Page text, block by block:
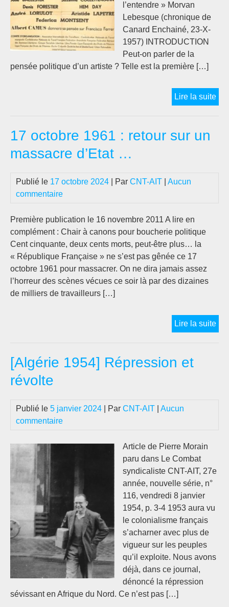
l’entendre » Morvan
Lebesque (chronique de
Canard Enchainé, 23-X-
1957) INTRODUCTION
Peut-on parler de la
pensée politique d’un artiste ? Telle est la première […]
Lire la suiteLa
17 octobre 1961 : retour sur un
massacre d’Etat …
Publié le 17 octobre 2024 | Par CNT-AIT
Aucun
commentaire
Première publication le 16 novembre 2011 A lire en
complément : Chair à canons pour boucherie politique
Cent cinquante, deux cents morts, peut-être plus… la
« République Française » ne s’est pas gênée ce 17
octobre 1961 pour massacrer. On ne dira jamais assez
l’horreur des scènes vécues ce soir là par des dizaines
de milliers de travailleurs […]
Lire la suite17
[Algérie 1954] Répression et
révolte
Publié le 5 janvier 2024 | Par CNT-AIT
Aucun
commentaire
Article de Pierre Morain
paru dans Le Combat
syndicaliste CNT-AIT, 27e
année, nouvelle série, n°
116, vendredi 8 janvier
1954, p. 3-4 1953 aura vu
le colonialisme français
s’acharner avec plus de
vigueur sur les peuples
qu’il exploite. Nous avons
déjà, dans ce journal,
dénoncé la répression
sévissant en Afrique du Nord. Ce n’est pas […]